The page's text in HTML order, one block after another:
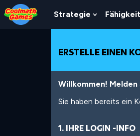
Skip
to
Top
Skip
to
Navigation
Skip
to
Main
Skip
to
Footer
Direkt
zum
Inhalt
Strategie
Show
Submenu
Strategie
Fähigkeit
ERSTELLE EINEN
Willkommen!
Sie haben bereits ein
1. IHRE LOGIN -INFO